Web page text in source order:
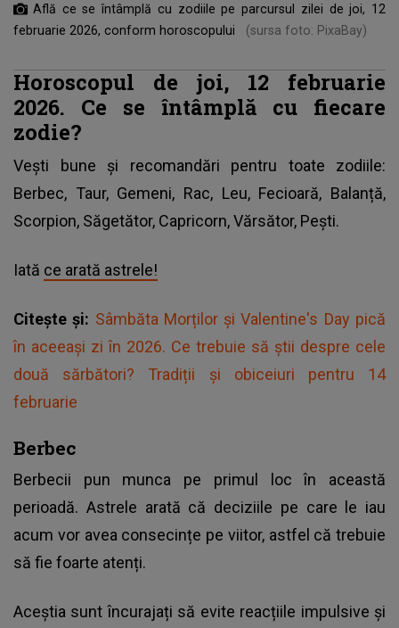
Află ce se întâmplă cu zodiile pe parcursul zilei de joi, 12
februarie 2026, conform horoscopului
(sursa foto: PixaBay)
Horoscopul de joi, 12 februarie
2026. Ce se întâmplă cu fiecare
zodie?
Vești bune și recomandări pentru toate zodiile:
Berbec, Taur, Gemeni, Rac, Leu, Fecioară, Balanță,
Scorpion, Săgetător, Capricorn, Vărsător, Pești.
Iată ce arată astrele!
Citește și: Sâmbăta Morților și Valentine's Day pică
în aceeași zi în 2026. Ce trebuie să știi despre cele
două sărbători? Tradiții și obiceiuri pentru 14
februarie
Berbec
Berbecii pun munca pe primul loc în această
perioadă. Astrele arată că deciziile pe care le iau
acum vor avea consecințe pe viitor, astfel că trebuie
să fie foarte atenți.
Aceștia sunt încurajați să evite reacțiile impulsive și